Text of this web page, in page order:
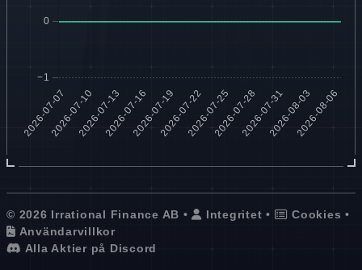
© 2026 Irrational Finance AB • Integritet • Cookies •
Användarvillkor
Alla Aktier på Discord